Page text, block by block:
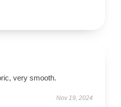
very smooth.
Nov 19, 2024